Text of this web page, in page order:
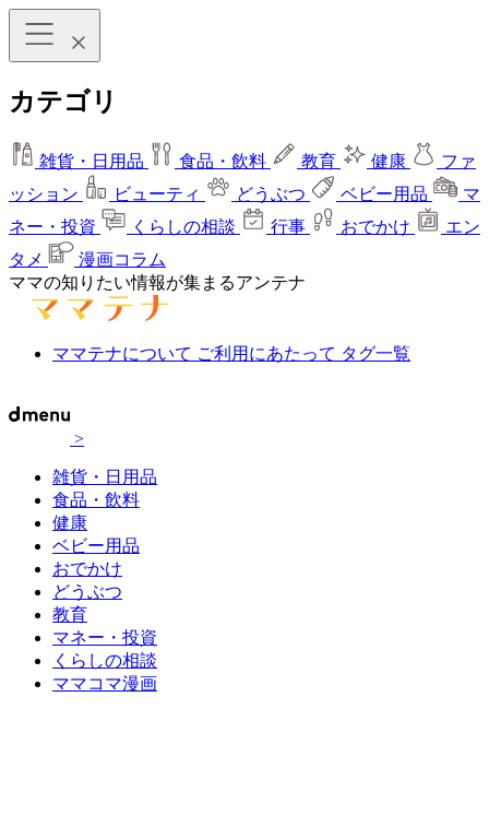
カテゴリ
雑貨・日用品 食品・飲料 教育 健康
ファ
ッション
ビューティ どうぶつ ベビー用品
マ
ネー・投資
くらしの相談 行事 おでかけ
エン
タメ
漫画コラム
ママの知りたい情報が集まるアンテナ
ママテナについて ご利用にあたって タグ一覧
>
雑貨・日用品
食品・飲料
健康
ベビー用品
おでかけ
どうぶつ
教育
マネー・投資
くらしの相談
ママコマ漫画